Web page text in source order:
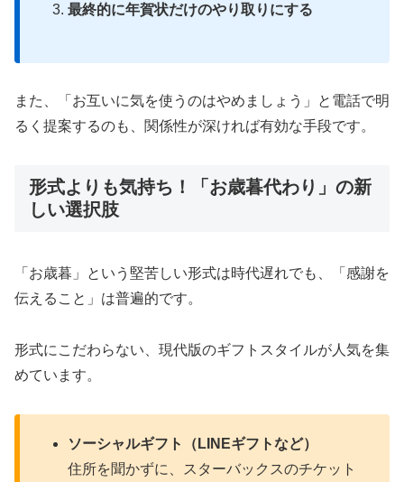
最終的に年賀状だけのやり取りにする
また、「お互いに気を使うのはやめましょう」と電話で明
るく提案するのも、関係性が深ければ有効な手段です。
形式よりも気持ち！「お歳暮代わり」の新
しい選択肢
「お歳暮」という堅苦しい形式は時代遅れでも、「感謝を
伝えること」は普遍的です。
形式にこだわらない、現代版のギフトスタイルが人気を集
めています。
ソーシャルギフト（LINEギフトなど）
住所を聞かずに、スターバックスのチケット